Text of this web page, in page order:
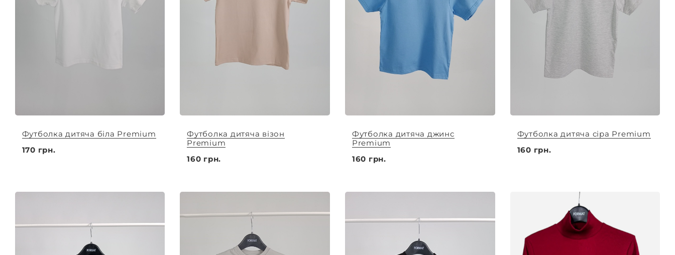
Футболка дитяча біла Premium
170 грн.
Футболка дитяча візон
Premium
160 грн.
Футболка дитяча джинс
Premium
160 грн.
Футболка дитяча сіра Premium
160 грн.